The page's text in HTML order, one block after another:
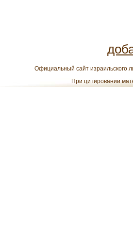
Официальный сайт израильского
При цитировании